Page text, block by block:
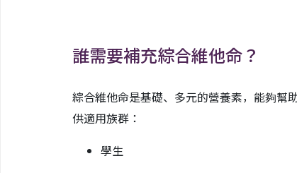
誰需要補充綜合維他命？
綜合維他命是基礎、多元的營養素，能夠幫
供適用族群：
學生